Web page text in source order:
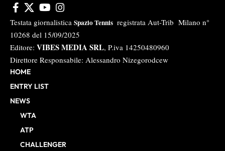
Testata giornalistica Spazio Tennis registrata Aut-Trib Milano n°
10268 del 15/09/2025
Editore: VIBES MEDIA SRL, P.iva 14250480960
Direttore Responsabile: Alessandro Nizegorodcew
HOME
ENTRY LIST
NEWS
WTA
ATP
CHALLENGER